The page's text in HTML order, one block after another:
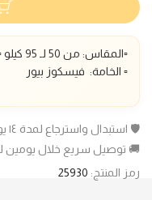
▫️المقاس: من 50 لـ 95 كيلو ▫️الطول : 140سم
▫️ الخامة: فيسكوز بيور
🛡️ استبدال واسترجاع لمدة ١٤ يوم
🚚 توصيل سريع خلال يومين لـ ٣ ايام عمل
رمز المنتج: 25930